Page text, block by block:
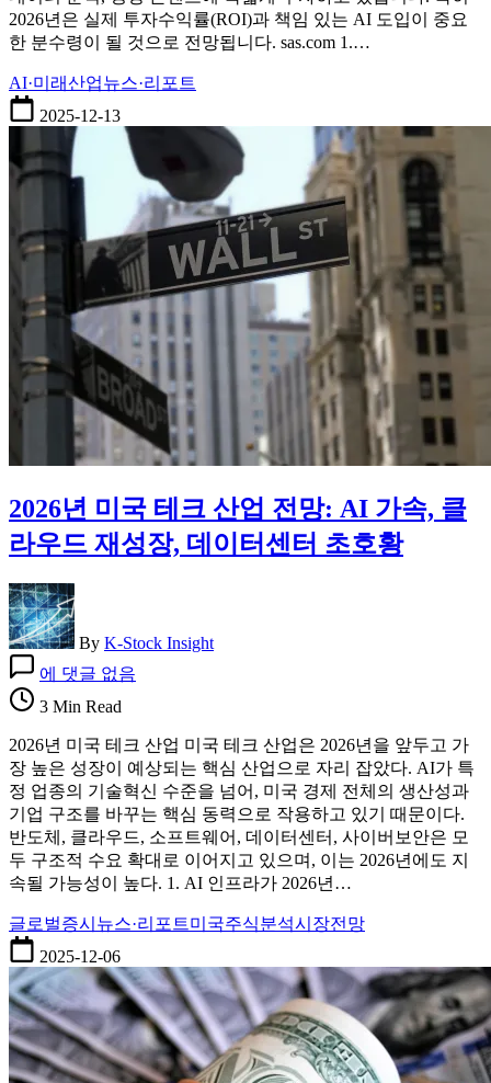
전
망
우
량
업
분
2026년은 실제 투자수익률(ROI)과 책임 있는 AI 도입이 중요
한 분수령이 될 것으로 전망됩니다. sas.com 1.…
AI·미래산업뉴스·리포트
2025-12-13
2026년 미국 테크 산업 전망: AI 가속, 클
라우드 재성장, 데이터센터 초호황
By K-Stock Insight
년
미
테
크
산
업
전
망:
AI
속,
클
라
우
드
재
성
에 댓글 없음
3 Min Read
2026년 미국 테크 산업 미국 테크 산업은 2026년을 앞두고 가
장 높은 성장이 예상되는 핵심 산업으로 자리 잡았다. AI가 특
정 업종의 기술혁신 수준을 넘어, 미국 경제 전체의 생산성과
기업 구조를 바꾸는 핵심 동력으로 작용하고 있기 때문이다.
반도체, 클라우드, 소프트웨어, 데이터센터, 사이버보안은 모
두 구조적 수요 확대로 이어지고 있으며, 이는 2026년에도 지
속될 가능성이 높다. 1. AI 인프라가 2026년…
글로벌증시 뉴스·리포트미국주식분석시장전망
2025-12-06